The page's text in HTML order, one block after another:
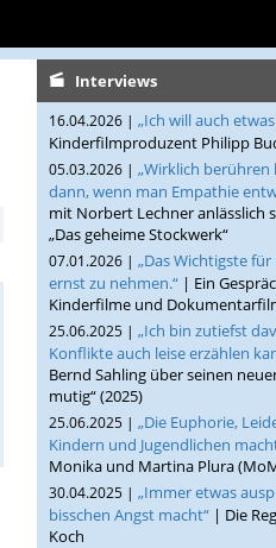
Interviews
16.04.2026 |„Ich will auch
Kinderfilmproduzent Philipp
05.03.2026 |„Wirklich berühren
dann, wenn man Empathie
mit Norbert Lechner anlässlich
„Das geheime Stockwerk“
07.01.2026 |„Das Wichtigste
ernst zu nehmen.“ | Ein
Kinderfilme und
25.06.2025 |„Ich bin zutiefst
Konflikte auch leise erzählen
Bernd Sahling über seinen
mutig“ (2025)
25.06.2025 |„Die Euphorie,
Kindern und Jugendlichen
Monika und Martina Plura
30.04.2025 |„Immer etwas
bisschen Angst macht“ | Die
Koch